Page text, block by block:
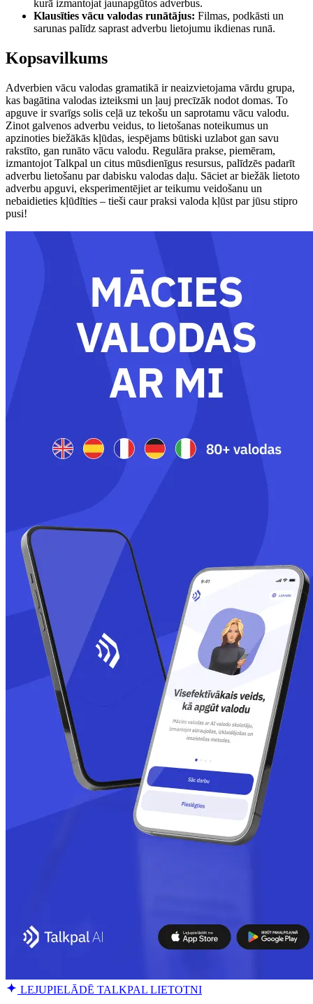
kurā izmantojat jaunapgūtos adverbus.
Klausīties vācu valodas runātājus: Filmas, podkāsti un
sarunas palīdz saprast adverbu lietojumu ikdienas runā.
Kopsavilkums
Adverbien vācu valodas gramatikā ir neaizvietojama vārdu grupa,
kas bagātina valodas izteiksmi un ļauj precīzāk nodot domas. To
apguve ir svarīgs solis ceļā uz tekošu un saprotamu vācu valodu.
Zinot galvenos adverbu veidus, to lietošanas noteikumus un
apzinoties biežākās kļūdas, iespējams būtiski uzlabot gan savu
rakstīto, gan runāto vācu valodu. Regulāra prakse, piemēram,
izmantojot Talkpal un citus mūsdienīgus resursus, palīdzēs padarīt
adverbu lietošanu par dabisku valodas daļu. Sāciet ar biežāk lietoto
adverbu apguvi, eksperimentējiet ar teikumu veidošanu un
nebaidieties kļūdīties – tieši caur praksi valoda kļūst par jūsu stipro
pusi!
LEJUPIELĀDĒ TALKPAL LIETOTNI